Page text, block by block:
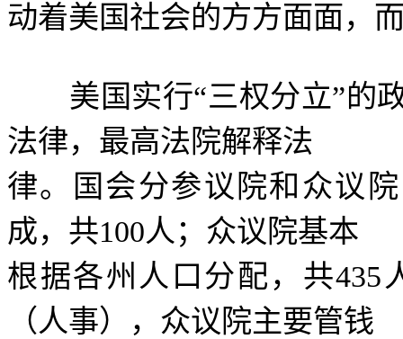
动着美国社会的方方面面，
美国实行“三权分立”的
法律，最高法院解释法
律。国会分参议院和众议
成，共100人；众议院基本
根据各州人口分配，共435
（人事），众议院主要管钱